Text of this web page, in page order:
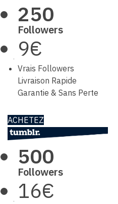
250
Followers
9€
Vrais Followers
Livraison Rapide
Garantie & Sans Perte
ACHETEZ
500
Followers
16€